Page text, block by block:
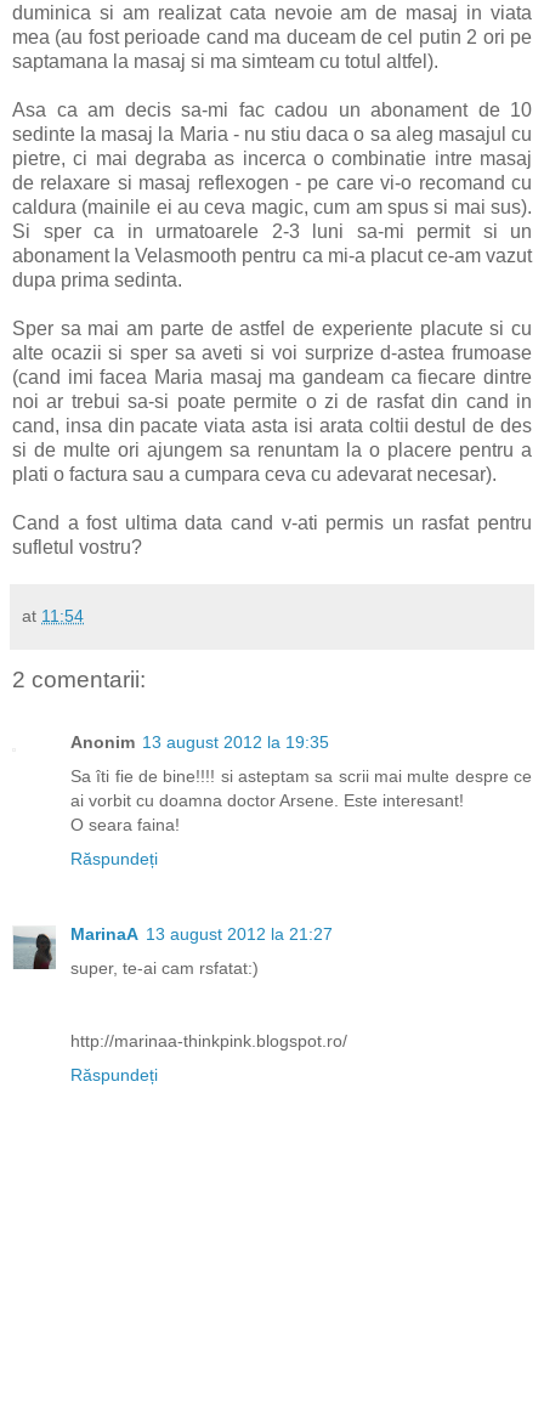
duminica si am realizat cata nevoie am de masaj in viata
mea (au fost perioade cand ma duceam de cel putin 2 ori pe
saptamana la masaj si ma simteam cu totul altfel).
Asa ca am decis sa-mi fac cadou un abonament de 10
sedinte la masaj la Maria - nu stiu daca o sa aleg masajul cu
pietre, ci mai degraba as incerca o combinatie intre masaj
de relaxare si masaj reflexogen - pe care vi-o recomand cu
caldura (mainile ei au ceva magic, cum am spus si mai sus).
Si sper ca in urmatoarele 2-3 luni sa-mi permit si un
abonament la Velasmooth pentru ca mi-a placut ce-am vazut
dupa prima sedinta.
Sper sa mai am parte de astfel de experiente placute si cu
alte ocazii si sper sa aveti si voi surprize d-astea frumoase
(cand imi facea Maria masaj ma gandeam ca fiecare dintre
noi ar trebui sa-si poate permite o zi de rasfat din cand in
cand, insa din pacate viata asta isi arata coltii destul de des
si de multe ori ajungem sa renuntam la o placere pentru a
plati o factura sau a cumpara ceva cu adevarat necesar).
Cand a fost ultima data cand v-ati permis un rasfat pentru
sufletul vostru?
at 11:54
2 comentarii:
Anonim 13 august 2012 la 19:35
Sa îti fie de bine!!!! si asteptam sa scrii mai multe despre ce
ai vorbit cu doamna doctor Arsene. Este interesant!
O seara faina!
Răspundeți
MarinaA 13 august 2012 la 21:27
super, te-ai cam rsfatat:)
http://marinaa-thinkpink.blogspot.ro/
Răspundeți